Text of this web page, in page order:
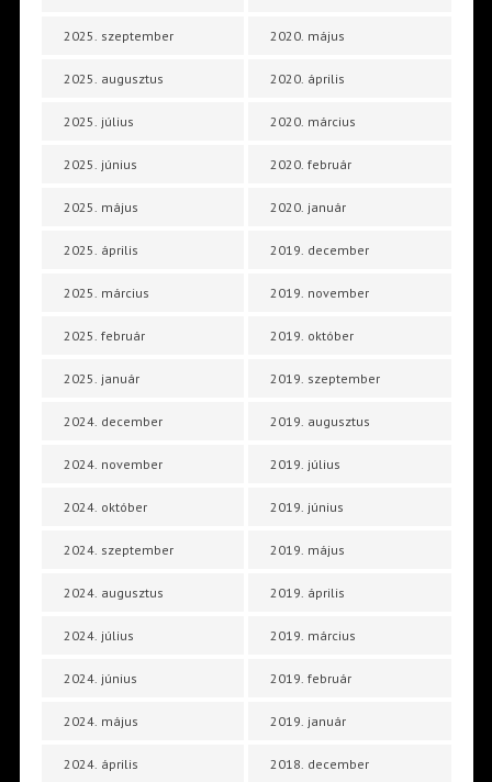
2025. szeptember
2025. augusztus
2025. július
2025. június
2025. május
2025. április
2025. március
2025. február
2025. január
2024. december
2024. november
2024. október
2024. szeptember
2024. augusztus
2024. július
2024. június
2024. május
2024. április
2020. május
2020. április
2020. március
2020. február
2020. január
2019. december
2019. november
2019. október
2019. szeptember
2019. augusztus
2019. július
2019. június
2019. május
2019. április
2019. március
2019. február
2019. január
2018. december